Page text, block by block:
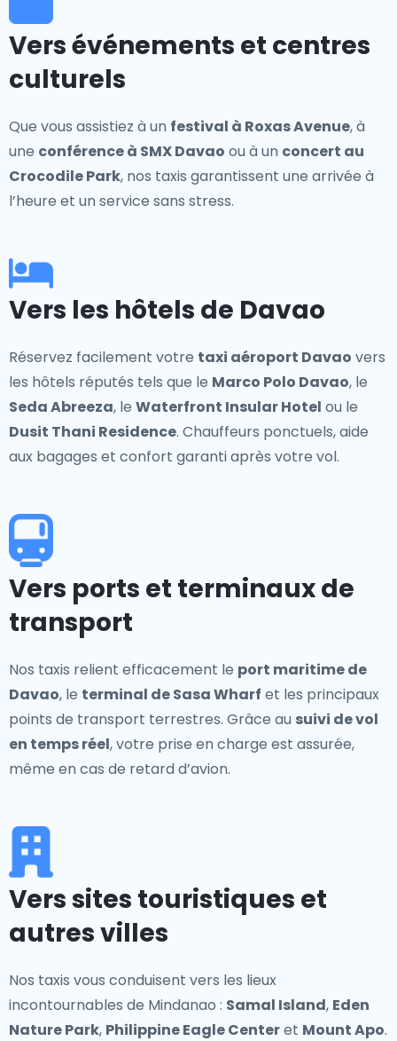
Vers événements et centres
culturels
Que vous assistiez à un festival à Roxas Avenue, à
une conférence à SMX Davao ou à un concert au
Crocodile Park, nos taxis garantissent une arrivée à
l’heure et un service sans stress.
Vers les hôtels de Davao
Réservez facilement votre taxi aéroport Davao vers
les hôtels réputés tels que le Marco Polo Davao, le
Seda Abreeza, le Waterfront Insular Hotel ou le
Dusit Thani Residence. Chauffeurs ponctuels, aide
aux bagages et confort garanti après votre vol.
Vers ports et terminaux de
transport
Nos taxis relient efficacement le port maritime de
Davao, le terminal de Sasa Wharf et les principaux
points de transport terrestres. Grâce au suivi de vol
en temps réel, votre prise en charge est assurée,
même en cas de retard d’avion.
Vers sites touristiques et
autres villes
Nos taxis vous conduisent vers les lieux
incontournables de Mindanao : Samal Island, Eden
Nature Park, Philippine Eagle Centeret Mount Apo.